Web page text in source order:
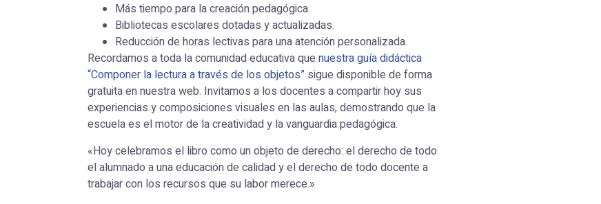
Más tiempo para la creación pedagógica.
Bibliotecas escolares dotadas y actualizadas.
Reducción de horas lectivas para una atención personalizada.
Recordamos a toda la comunidad educativa que nuestra guía didáctica
“Componer la lectura a través de los objetos” sigue disponible de forma
gratuita en nuestra web. Invitamos a los docentes a compartir hoy sus
experiencias y composiciones visuales en las aulas, demostrando que la
escuela es el motor de la creatividad y la vanguardia pedagógica.
«Hoy celebramos el libro como un objeto de derecho: el derecho de todo
el alumnado a una educación de calidad y el derecho de todo docente a
trabajar con los recursos que su labor merece.»